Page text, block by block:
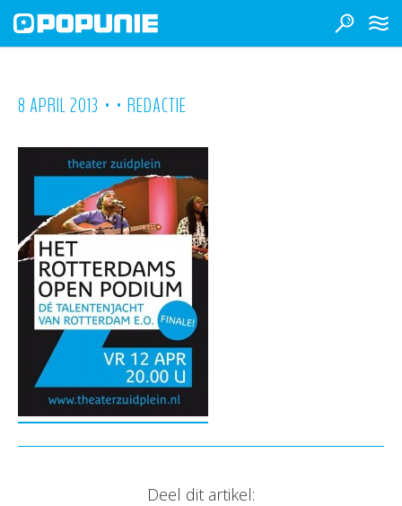
8 APRIL 2013 • • REDACTIE
Deel dit artikel: